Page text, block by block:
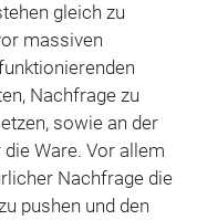
gleich zu
massiven
Nachfrage zu
sowie an der
Ware. Vor allem
Nachfrage die
pushen und den